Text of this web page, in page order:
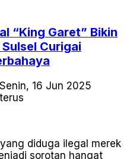
“King Garet” Bikin
Curigai
16 Jun 2025
diduga ilegal merek
sorotan hangat